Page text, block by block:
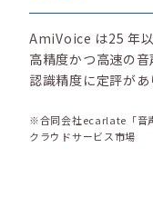
AmiVoice は25 年
高精度かつ高速の
認識精度に定評があ
※合同会社ecarlate「音
クラウドサービス市場